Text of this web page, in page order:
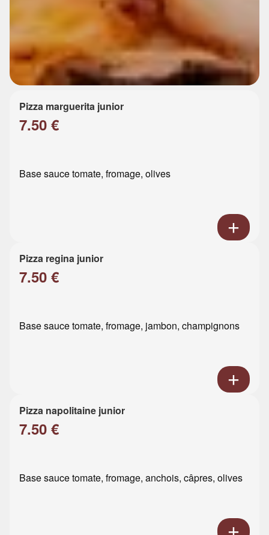
Pizza marguerita junior
7.50 €
Base sauce tomate, fromage, olives
Pizza regina junior
7.50 €
Base sauce tomate, fromage, jambon, champignons
Pizza napolitaine junior
7.50 €
Base sauce tomate, fromage, anchois, câpres, olives